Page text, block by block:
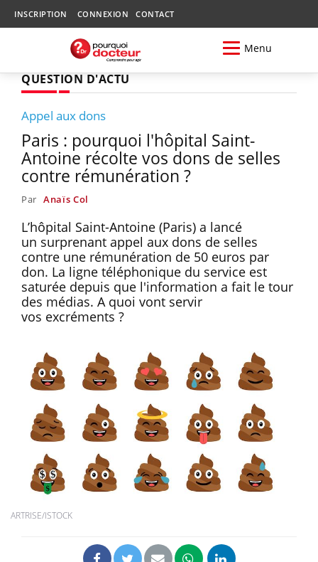
INSCRIPTION CONNEXION CONTACT
Menu
QUESTION D'ACTU
Appel aux dons
Paris : pourquoi l'hôpital Saint-
Antoine récolte vos dons de selles
contre rémunération ?
Par Anaïs Col
L’hôpital Saint-Antoine (Paris) a lancé
un surprenant appel aux dons de selles
contre une rémunération de 50 euros par
don. La ligne téléphonique du service est
saturée depuis que l'information a fait le tour
des médias. A quoi vont servir
vos excréments ?
ARTRISE/ISTOCK